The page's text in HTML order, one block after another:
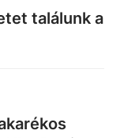
találunk a